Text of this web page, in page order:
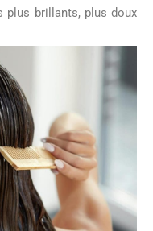
plus brillants, plus doux